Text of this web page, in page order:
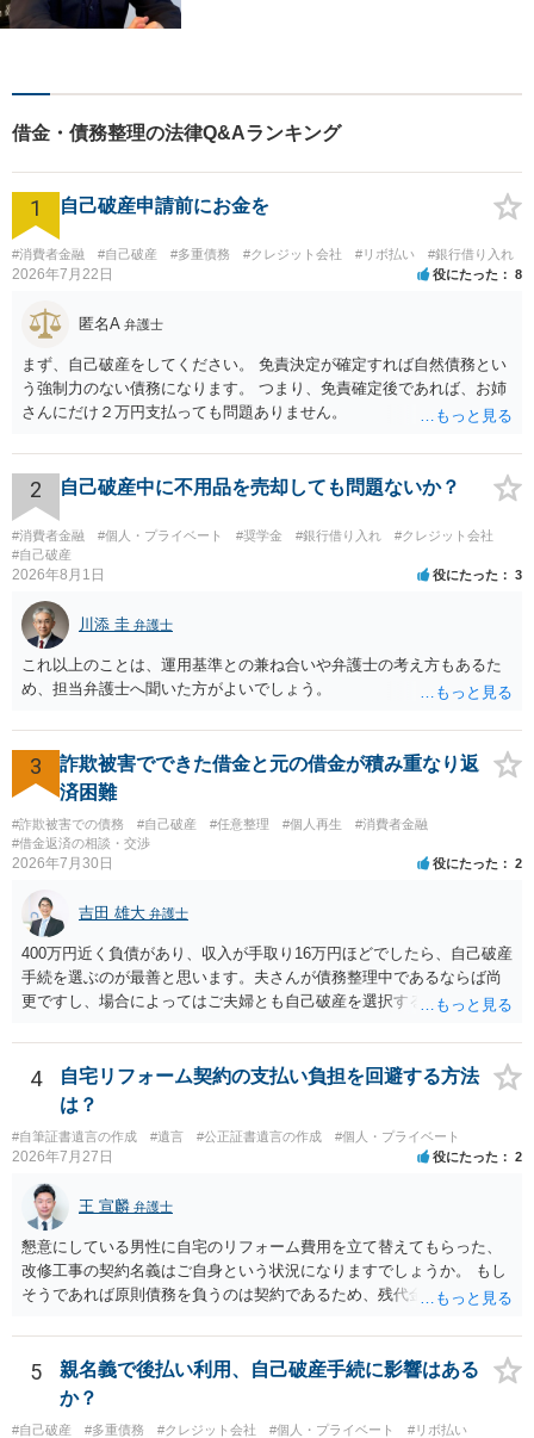
作りに尽力しています。【初
回無料相談】【東京・神奈川
エリア】
借金・債務整理の法律Q&Aランキング
1 自己破産申請前にお金を
#消費者金融 #自己破産 #多重債務 #クレジット会社 #リボ払い #銀行借り入れ
2026年7月22日 役にたった 8
匿名A 弁護士
まず、自己破産をしてください。 免責決定が確定すれば自然債務とい
う強制力のない債務になります。 つまり、免責確定後であれば、お姉
さんにだけ２万円支払っても問題ありません。
2 自己破産中に不用品を売却しても問題ないか？
#消費者金融 #個人・プライベート #奨学金 #銀行借り入れ
#クレジット会社
#自己破産
2026年8月1日 役にたった 3
川添 圭 弁護士
これ以上のことは、運用基準との兼ね合いや弁護士の考え方もあるた
め、担当弁護士へ聞いた方がよいでしょう。
3
詐欺被害でできた借金と元の借金が積み重なり返
済困難
#詐欺被害での債務 #自己破産 #任意整理 #個人再生
#消費者金融
#借金返済の相談・交渉
2026年7月30日 役にたった 2
吉田 雄大 弁護士
400万円近く負債があり、収入が手取り16万円ほどでしたら、自己破産
手続を選ぶのが最善と思います。夫さんが債務整理中であるならば尚
更ですし、場合によってはご夫婦とも自己破産を選択する方法もある
4
自宅リフォーム契約の支払い負担を回避する方法
は？
#自筆証書遺言の作成 #遺言 #公正証書遺言の作成 #個人・プライベート
2026年7月27日 役にたった 2
王 宣麟 弁護士
懇意にしている男性に自宅のリフォーム費用を立て替えてもらった、
改修工事の契約名義はご自身という状況になりますでしょうか。 もし
そうであれば原則債務を負うのは契約であるため、残代金を捻出して
ます。 入籍した場合でも、原則契約者が単独で全ての債務を負うこと
には変わりがありません。 なかなか対応に難しい案件であり、公開の
場でアドバイスを行うのも限界があるように思われますので、資料等
を持参のうえ個別に弁護士に相談されることをお勧めします。
5
親名義で後払い利用、自己破産手続に影響はある
か？
#自己破産 #多重債務 #クレジット会社 #個人・プライベート #リボ払い